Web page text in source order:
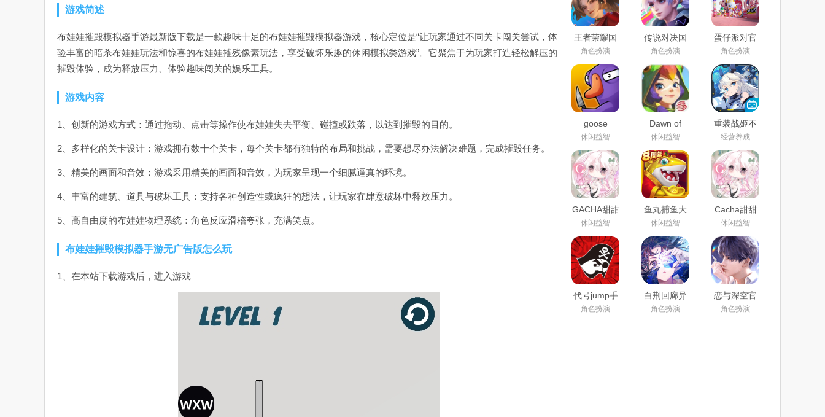
游戏简述
布娃娃摧毁模拟器手游最新版下载是一款趣味十足的布娃娃摧毁模拟器游戏，核心定位是“让玩家通过不同关卡闯关尝试，体
验丰富的暗杀布娃娃玩法和惊喜的布娃娃摧残像素玩法，享受破坏乐趣的休闲模拟类游戏”。它聚焦于为玩家打造轻松解压的
摧毁体验，成为释放压力、体验趣味闯关的娱乐工具。
游戏内容
1、创新的游戏方式：通过拖动、点击等操作使布娃娃失去平衡、碰撞或跌落，以达到摧毁的目的。
2、多样化的关卡设计：游戏拥有数十个关卡，每个关卡都有独特的布局和挑战，需要想尽办法解决难题，完成摧毁任务。
3、精美的画面和音效：游戏采用精美的画面和音效，为玩家呈现一个细腻逼真的环境。
4、丰富的建筑、道具与破坏工具：支持各种创造性或疯狂的想法，让玩家在肆意破坏中释放压力。
5、高自由度的布娃娃物理系统：角色反应滑稽夸张，充满笑点。
布娃娃摧毁模拟器手游无广告版怎么玩
1、在本站下载游戏后，进入游戏
王者荣耀国
际服官方下
载手机版免
费版2025最
新版
角色扮演
传说对决国
际服下载官
方正版2025
最新版
(Arena of
Valor)
角色扮演
蛋仔派对官
服正版下载
安装2025最
新版
角色扮演
goose
goose duck
手机版官方
下载2024最
新版
休闲益智
Dawn of
lsles国际服
汉化版
休闲益智
重装战姬不
删档正式版
经营养成
GACHA甜甜
下载官方正
版2024中文
最新版
休闲益智
鱼丸捕鱼大
作战官方下
载2023最新
版
休闲益智
Cacha甜甜
(0.2.0|自制
版mod)下载
2023最新版
休闲益智
代号jump手
游下载安装
2024官方最
角色扮演
白荆回廊异
世穿越画廊
腾讯版免费
角色扮演
恋与深空官
方服正式版
下载2024最
角色扮演